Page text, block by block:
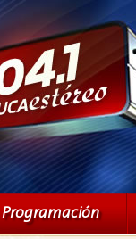
Programación